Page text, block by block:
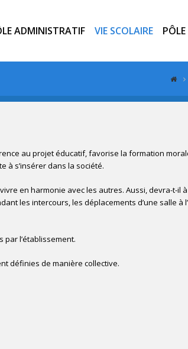
ADMINISTRATIF VIE SCOLAIRE
au projet éducatif, favorise la formation
à s’insérer dans la société.
en harmonie avec les autres. Aussi, devra-t-il
les intercours, les déplacements d’une salle à
par l’établissement.
définies de manière collective.